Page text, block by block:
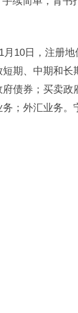
10日，注册地
期、中期和长
债券；买卖政
；外汇业务。